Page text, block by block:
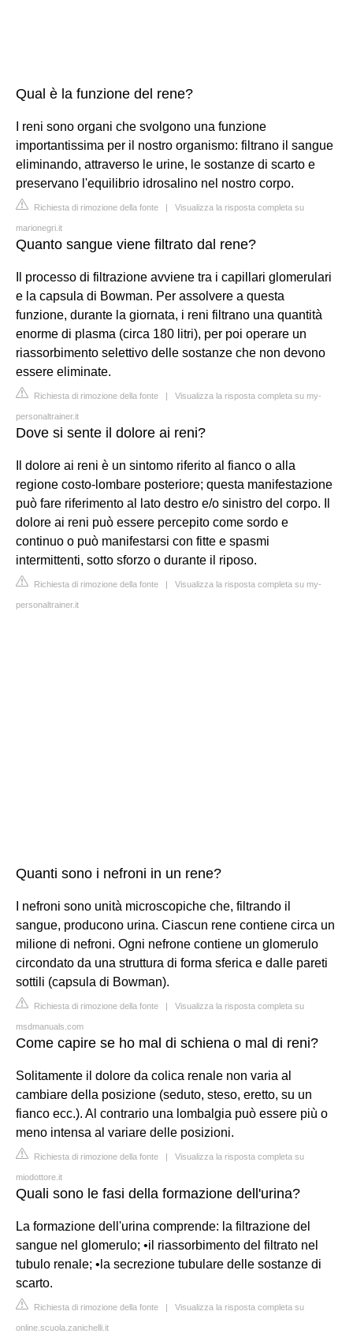
Qual è la funzione del rene?
I reni sono organi che svolgono una funzione
importantissima per il nostro organismo: filtrano il sangue
eliminando, attraverso le urine, le sostanze di scarto e
preservano l'equilibrio idrosalino nel nostro corpo.
Richiesta di rimozione della fonte | Visualizza la risposta completa su
marionegri.it
Quanto sangue viene filtrato dal rene?
Il processo di filtrazione avviene tra i capillari glomerulari
e la capsula di Bowman. Per assolvere a questa
funzione, durante la giornata, i reni filtrano una quantità
enorme di plasma (circa 180 litri), per poi operare un
riassorbimento selettivo delle sostanze che non devono
essere eliminate.
Richiesta di rimozione della fonte | Visualizza la risposta completa su my-
personaltrainer.it
Dove si sente il dolore ai reni?
Il dolore ai reni è un sintomo riferito al fianco o alla
regione costo-lombare posteriore; questa manifestazione
può fare riferimento al lato destro e/o sinistro del corpo. Il
dolore ai reni può essere percepito come sordo e
continuo o può manifestarsi con fitte e spasmi
intermittenti, sotto sforzo o durante il riposo.
Richiesta di rimozione della fonte | Visualizza la risposta completa su my-
personaltrainer.it
Quanti sono i nefroni in un rene?
I nefroni sono unità microscopiche che, filtrando il
sangue, producono urina. Ciascun rene contiene circa un
milione di nefroni. Ogni nefrone contiene un glomerulo
circondato da una struttura di forma sferica e dalle pareti
sottili (capsula di Bowman).
Richiesta di rimozione della fonte | Visualizza la risposta completa su
msdmanuals.com
Come capire se ho mal di schiena o mal di reni?
Solitamente il dolore da colica renale non varia al
cambiare della posizione (seduto, steso, eretto, su un
fianco ecc.). Al contrario una lombalgia può essere più o
meno intensa al variare delle posizioni.
Richiesta di rimozione della fonte | Visualizza la risposta completa su
miodottore.it
Quali sono le fasi della formazione dell'urina?
La formazione dell'urina comprende: la filtrazione del
sangue nel glomerulo; •il riassorbimento del filtrato nel
tubulo renale; •la secrezione tubulare delle sostanze di
scarto.
Richiesta di rimozione della fonte | Visualizza la risposta completa su
online.scuola.zanichelli.it